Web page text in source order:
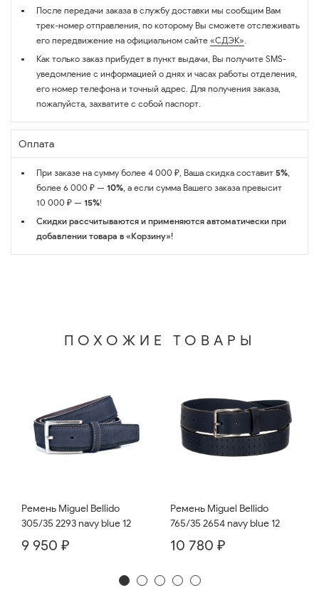
После передачи заказа в службу доставки мы сообщим Вам
трек-номер отправления, по которому Вы сможете отслеживать
его передвижение на официальном сайте «СДЭК».
Как только заказ прибудет в пункт выдачи, Вы получите SMS-
уведомление с информацией о днях и часах работы отделения,
его номер телефона и точный адрес. Для получения заказа,
пожалуйста, захватите с собой паспорт.
Оплата
При заказе на сумму более 4 000 ₽, Ваша скидка составит 5%,
более 6 000 ₽ — 10%, а если сумма Вашего заказа превысит
10 000 ₽ — 15%!
Скидки рассчитываются и применяются автоматически при
добавлении товара в «Корзину»!
ПОХОЖИЕ ТОВАРЫ
Ремень Miguel Bellido
305/35 2293 navy blue 12
9 950 ₽
Ремень Miguel Bellido
765/35 2654 navy blue 12
10 780 ₽